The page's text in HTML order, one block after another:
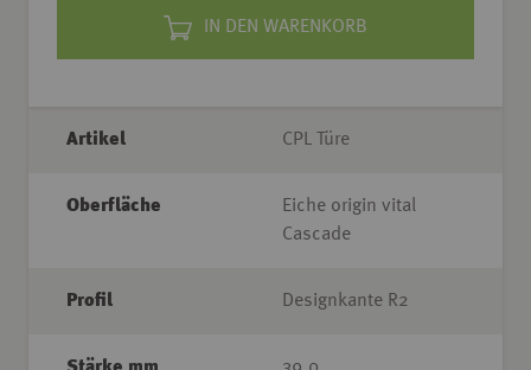
IN DEN WARENKORB
Artikel CPL Türe
Oberfläche
Eiche origin vital
Cascade
Profil Designkante R2